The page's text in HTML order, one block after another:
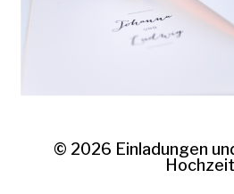
© 2026 Einladungen
Hochzeit